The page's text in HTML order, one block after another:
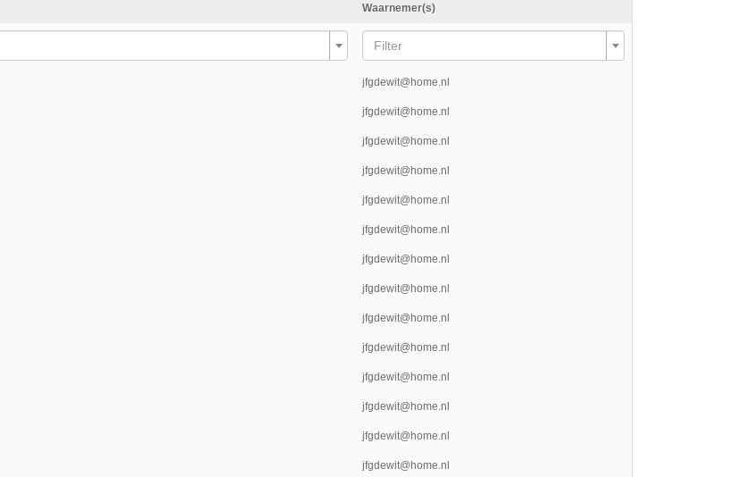
Waarnemer(s)
Filter
jfgdewit@home.nl
jfgdewit@home.nl
jfgdewit@home.nl
jfgdewit@home.nl
jfgdewit@home.nl
jfgdewit@home.nl
jfgdewit@home.nl
jfgdewit@home.nl
jfgdewit@home.nl
jfgdewit@home.nl
jfgdewit@home.nl
jfgdewit@home.nl
jfgdewit@home.nl
jfgdewit@home.nl